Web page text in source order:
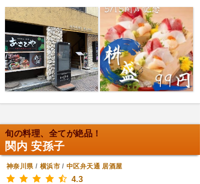
旬の料理、全てが絶品！
関内 安孫子
神奈川県/ 横浜市/中区弁天通 居酒屋
4.3